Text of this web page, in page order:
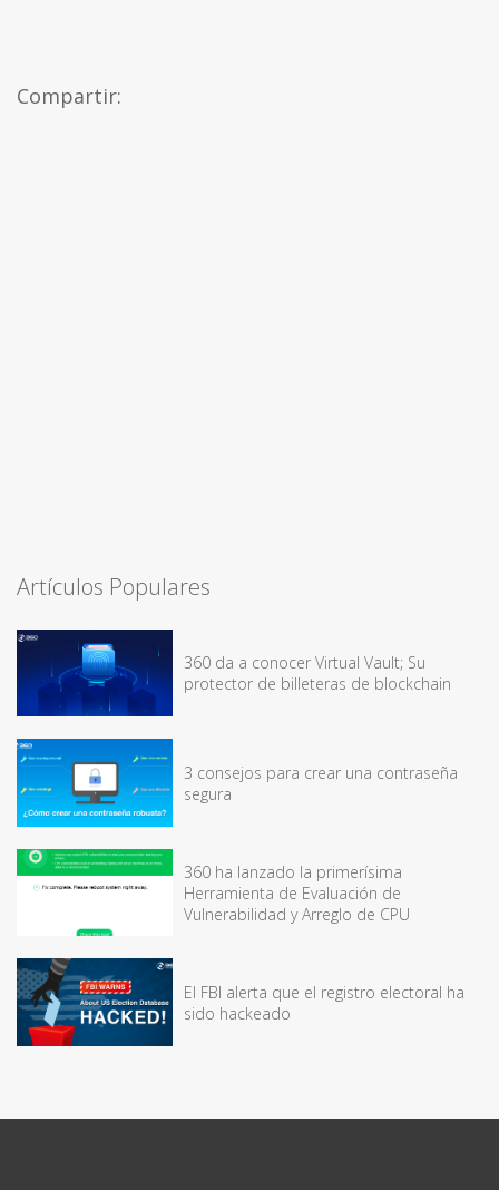
Compartir:
Artículos Populares
360 da a conocer Virtual Vault; Su
protector de billeteras de blockchain
3 consejos para crear una contraseña
segura
360 ha lanzado la primerísima
Herramienta de Evaluación de
Vulnerabilidad y Arreglo de CPU
El FBI alerta que el registro electoral ha
sido hackeado